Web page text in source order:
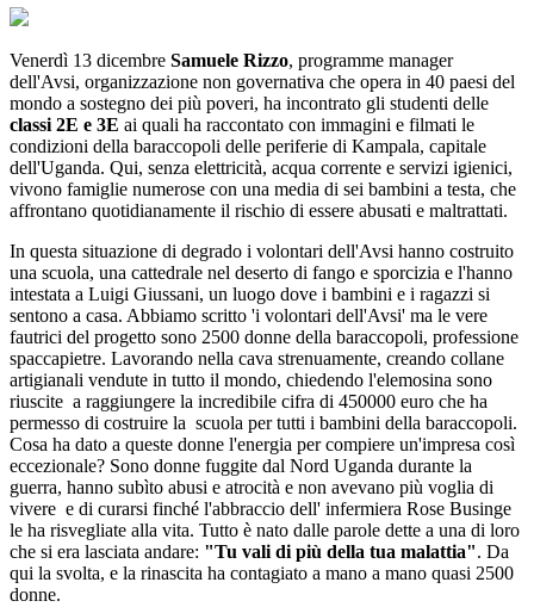
Venerdì 13 dicembre Samuele Rizzo, programme manager
dell'Avsi, organizzazione non governativa che opera in 40 paesi del
mondo a sostegno dei più poveri, ha incontrato gli studenti delle
classi 2E e 3E ai quali ha raccontato con immagini e filmati le
condizioni della baraccopoli delle periferie di Kampala, capitale
dell'Uganda. Qui, senza elettricità, acqua corrente e servizi igienici,
vivono famiglie numerose con una media di sei bambini a testa, che
affrontano quotidianamente il rischio di essere abusati e maltrattati.
In questa situazione di degrado i volontari dell'Avsi hanno costruito
una scuola, una cattedrale nel deserto di fango e sporcizia e l'hanno
intestata a Luigi Giussani, un luogo dove i bambini e i ragazzi si
sentono a casa. Abbiamo scritto 'i volontari dell'Avsi' ma le vere
fautrici del progetto sono 2500 donne della baraccopoli, professione
spaccapietre. Lavorando nella cava strenuamente, creando collane
artigianali vendute in tutto il mondo, chiedendo l'elemosina sono
riuscite a raggiungere la incredibile cifra di 450000 euro che ha
permesso di costruire la scuola per tutti i bambini della baraccopoli.
Cosa ha dato a queste donne l'energia per compiere un'impresa così
eccezionale? Sono donne fuggite dal Nord Uganda durante la
guerra, hanno subìto abusi e atrocità e non avevano più voglia di
vivere e di curarsi finché l'abbraccio dell' infermiera Rose Businge
le ha risvegliate alla vita. Tutto è nato dalle parole dette a una di loro
che si era lasciata andare: "Tu vali di più della tua malattia". Da
qui la svolta, e la rinascita ha contagiato a mano a mano quasi 2500
donne.